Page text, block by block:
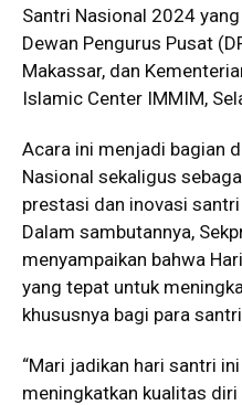
Santri Nasional 2024
Dewan Pengurus Pusat
Makassar, dan
Islamic Center IMMIM,
Acara ini menjadi bagian
Nasional sekaligus
prestasi dan inovasi
Dalam sambutannya,
menyampaikan bahwa
yang tepat untuk
khususnya bagi para
“Mari jadikan hari santri
meningkatkan kualitas